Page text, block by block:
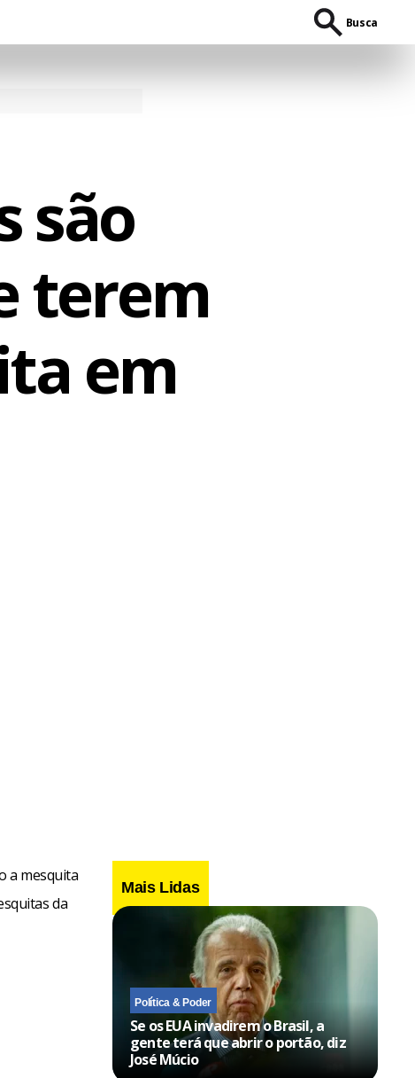
Busca
são
terem
em
a mesquita
da
Mais Lidas
Política & Poder
Se os EUA invadirem o Brasil, a
gente terá que abrir o portão, diz
José Múcio